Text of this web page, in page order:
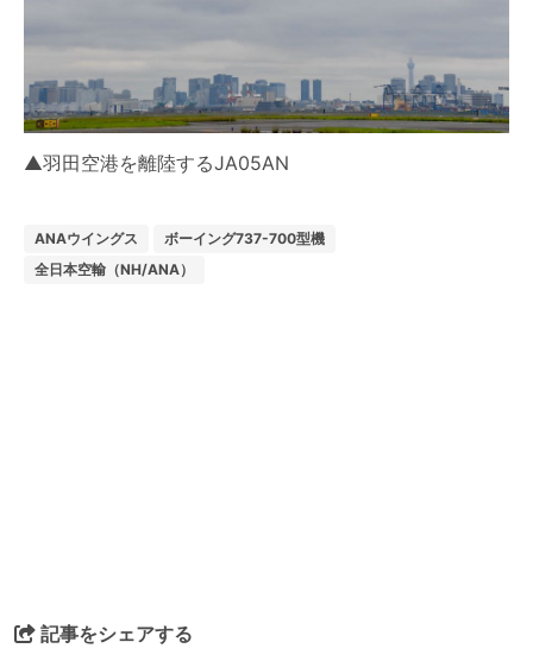
▲羽田空港を離陸するJA05AN
ANAウイングス
ボーイング737-700型機
全日本空輸（NH/ANA）
記事をシェアする